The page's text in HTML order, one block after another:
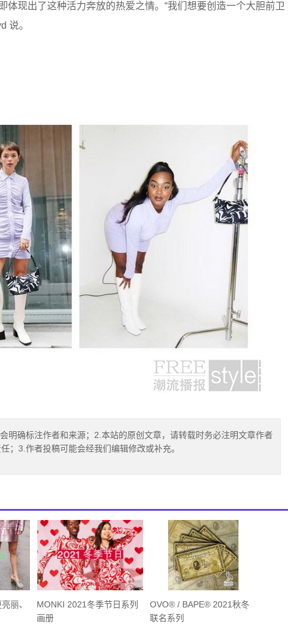
体现出了这种活力奔放的热爱之情。“我们想要创造一个大胆前卫
说。
明确标注作者和来源；2.本站的原创文章，请转载时务必注明文章作者
；3.作者投稿可能会经我们编辑修改或补充。
丽、
MONKI 2021冬季节日系列
画册
OVO® / BAPE® 2021秋冬
联名系列